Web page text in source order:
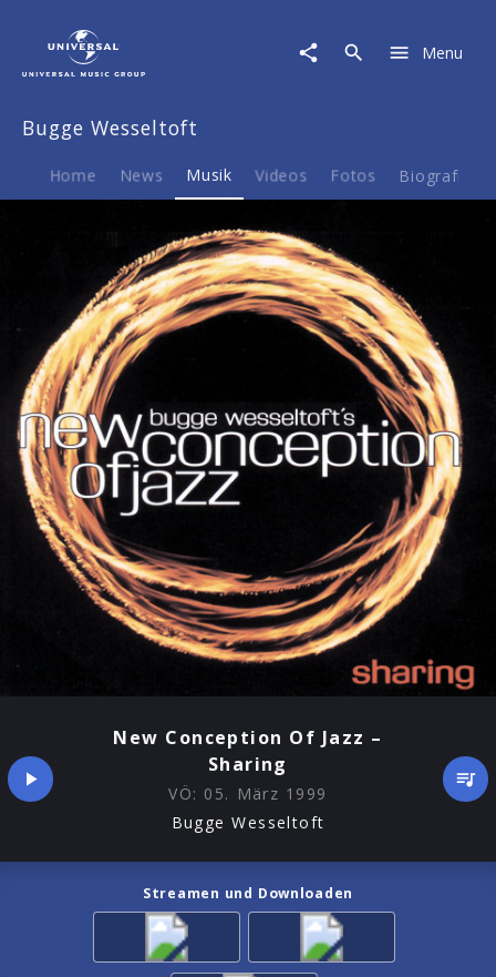
Wesseltoft
Musik
New
Jazz
Menu
Bugge Wesseltoft
Home News Musik Videos Fotos Biografie
New Conception Of Jazz –
Sharing
VÖ: 05. März 1999
Bugge Wesseltoft
Streamen und Downloaden